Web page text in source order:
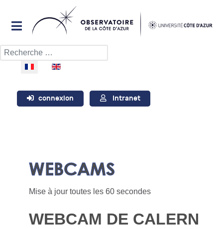
Rechercher
Sélectionnez votre langue
connexion Intranet
WEBCAMS
Mise à jour toutes les 60 secondes
WEBCAM DE CALERN